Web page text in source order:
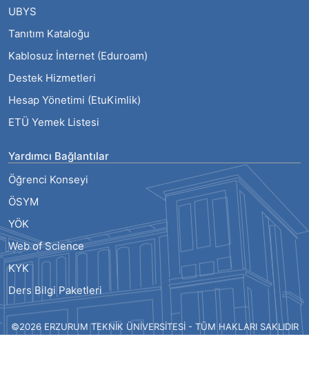
UBYS
Tanıtım Kataloğu
Kablosuz İnternet (Eduroam)
Destek Hizmetleri
Hesap Yönetimi (EtuKimlik)
ETÜ Yemek Listesi
Yardımcı Bağlantılar
Öğrenci Konseyi
ÖSYM
YÖK
Web of Science
KYK
Ders Bilgi Paketleri
©2026 ERZURUM TEKNİK ÜNİVERSİTESİ - TÜM HAKLARI SAKLIDIR